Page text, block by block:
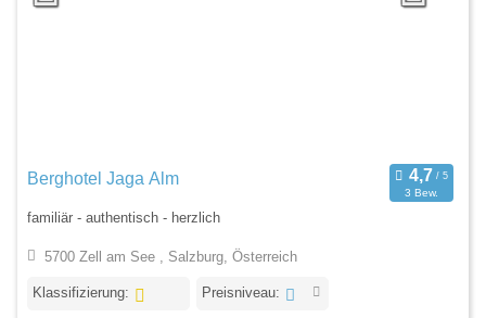
Berghotel Jaga Alm
3 Bew.
familiär - authentisch - herzlich
5700 Zell am See , Salzburg, Österreich
Klassifizierung: Preisniveau: